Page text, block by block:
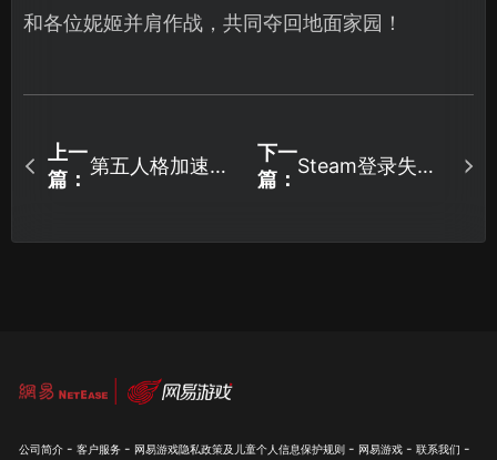
和各位妮姬并肩作战，共同夺回地面家园！
上一
篇：
第五人格加速器
下一
篇：
Steam登录失败
网络问题！
公司简介 - 客户服务 - 网易游戏隐私政策及儿童个人信息保护规则 - 网易游戏 - 联系我们 -